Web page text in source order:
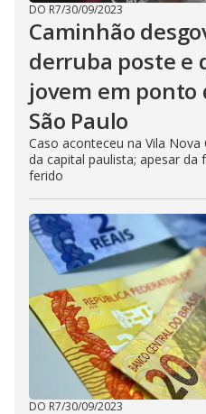
DO R7/30/09/2023
Caminhão
derruba poste e
jovem em ponto
São Paulo
Caso aconteceu na Vila
da capital paulista; apesar
ferido
DO R7/30/09/2023